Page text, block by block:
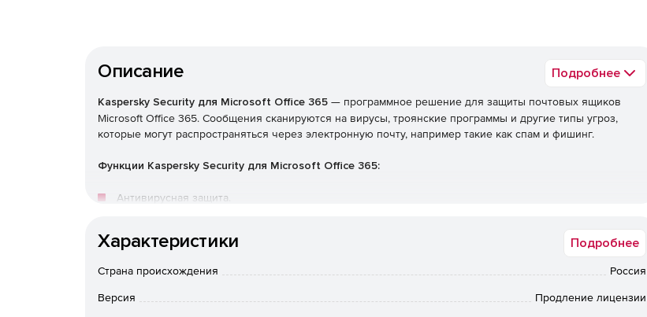
Описание Подробнее
Kaspersky Security для Microsoft Office 365 — программное решение для защиты почтовых ящиков
Microsoft Office 365. Сообщения сканируются на вирусы, троянские программы и другие типы угроз,
которые могут распространяться через электронную почту, например такие как спам и фишинг.
Функции Kaspersky Security для Microsoft Office 365:
Антивирусная защита.
Защита от спама.
Фильтрация вложений.
Характеристики Подробнее
Страна происхождения Россия
Версия Продление лицензии